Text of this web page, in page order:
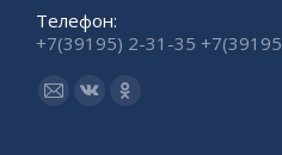
Телефон:
+7(39195) 2-31-35
Ищите нас:
СтраницаСтраница
Страница